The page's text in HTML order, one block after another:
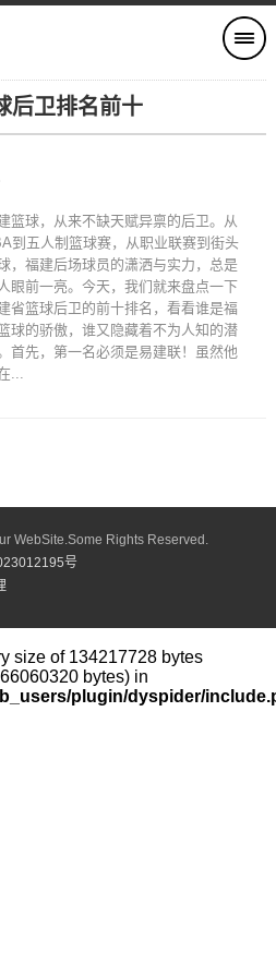
后卫排名前十
篮球，从来不缺天赋异禀的后卫。从
到五人制篮球赛，从职业联赛到街头
，福建后场球员的潇洒与实力，总是
眼前一亮。今天，我们就来盘点一下
省篮球后卫的前十排名，看看谁是福
球的骄傲，谁又隐藏着不为人知的潜
首先，第一名必须是易建联！虽然他
...
WebSite.Some Rights Reserved.
号
size of 134217728 bytes
bytes) in
plugin/dyspider/